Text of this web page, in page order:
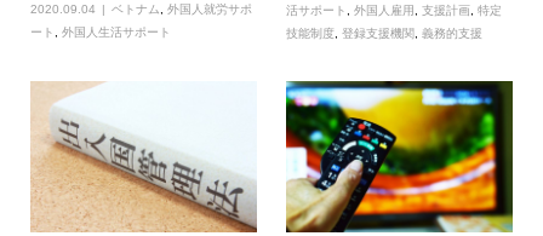
2020.09.04 ベトナム
外国人就労サポ
ート
外国人生活サポート
活サポート ,外国人雇用 ,支援計画,特定
技能制度,登録支援機関,義務的支援